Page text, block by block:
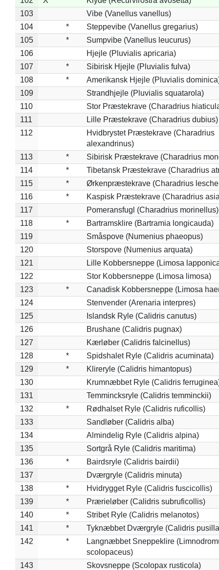
103
Vibe (Vanellus vanellus)
104
*
Steppevibe (Vanellus gregarius)
105
*
Sumpvibe (Vanellus leucurus)
106
Hjejle (Pluvialis apricaria)
107
*
Sibirisk Hjejle (Pluvialis fulva)
108
*
Amerikansk Hjejle (Pluvialis
109
Strandhjejle (Pluvialis squatarola)
110
Stor Præstekrave (Charadrius
111
Lille Præstekrave (Charadrius dubius)
112
Hvidbrystet Præstekrave (Charadrius
alexandrinus)
113
*
Sibirisk Præstekrave (Charadrius
114
*
Tibetansk Præstekrave (Charadrius
115
*
Ørkenpræstekrave (Charadrius
116
*
Kaspisk Præstekrave (Charadrius
117
Pomeransfugl (Charadrius morinellus)
118
*
Bartramsklire (Bartramia longicauda)
119
Småspove (Numenius phaeopus)
120
Storspove (Numenius arquata)
121
Lille Kobbersneppe (Limosa
122
Stor Kobbersneppe (Limosa limosa)
123
*
Canadisk Kobbersneppe (Limosa
124
Stenvender (Arenaria interpres)
125
Islandsk Ryle (Calidris canutus)
126
Brushane (Calidris pugnax)
127
Kærløber (Calidris falcinellus)
128
*
Spidshalet Ryle (Calidris acuminata)
129
*
Klireryle (Calidris himantopus)
130
Krumnæbbet Ryle (Calidris
131
Temmincksryle (Calidris temminckii)
132
*
Rødhalset Ryle (Calidris ruficollis)
133
Sandløber (Calidris alba)
134
Almindelig Ryle (Calidris alpina)
135
Sortgrå Ryle (Calidris maritima)
136
*
Bairdsryle (Calidris bairdii)
137
Dværgryle (Calidris minuta)
138
*
Hvidrygget Ryle (Calidris fuscicollis)
139
*
Prærieløber (Calidris subruficollis)
140
*
Stribet Ryle (Calidris melanotos)
141
*
Tyknæbbet Dværgryle (Calidris
142
*
Langnæbbet Sneppeklire
scolopaceus)
143
Skovsneppe (Scolopax rusticola)